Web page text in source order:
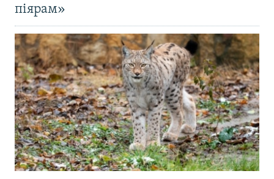
піярам»